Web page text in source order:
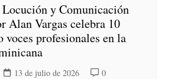
Locución y Comunicación
Alan Vargas celebra 10
voces profesionales en la
13 de julio de 2026 0